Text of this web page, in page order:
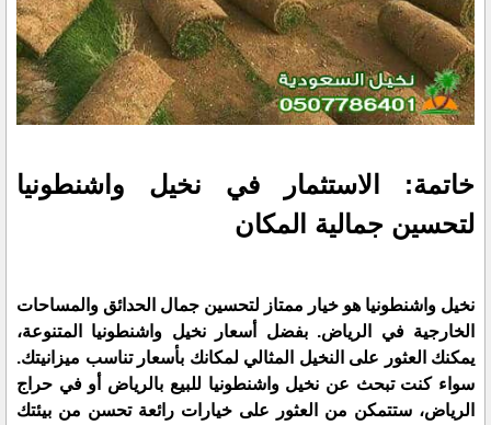
خاتمة: الاستثمار في نخيل واشنطونيا
لتحسين جمالية المكان
نخيل واشنطونيا هو خيار ممتاز لتحسين جمال الحدائق والمساحات
الخارجية في الرياض. بفضل أسعار نخيل واشنطونيا المتنوعة،
يمكنك العثور على النخيل المثالي لمكانك بأسعار تناسب ميزانيتك.
سواء كنت تبحث عن نخيل واشنطونيا للبيع بالرياض أو في حراج
الرياض، ستتمكن من العثور على خيارات رائعة تحسن من بيئتك